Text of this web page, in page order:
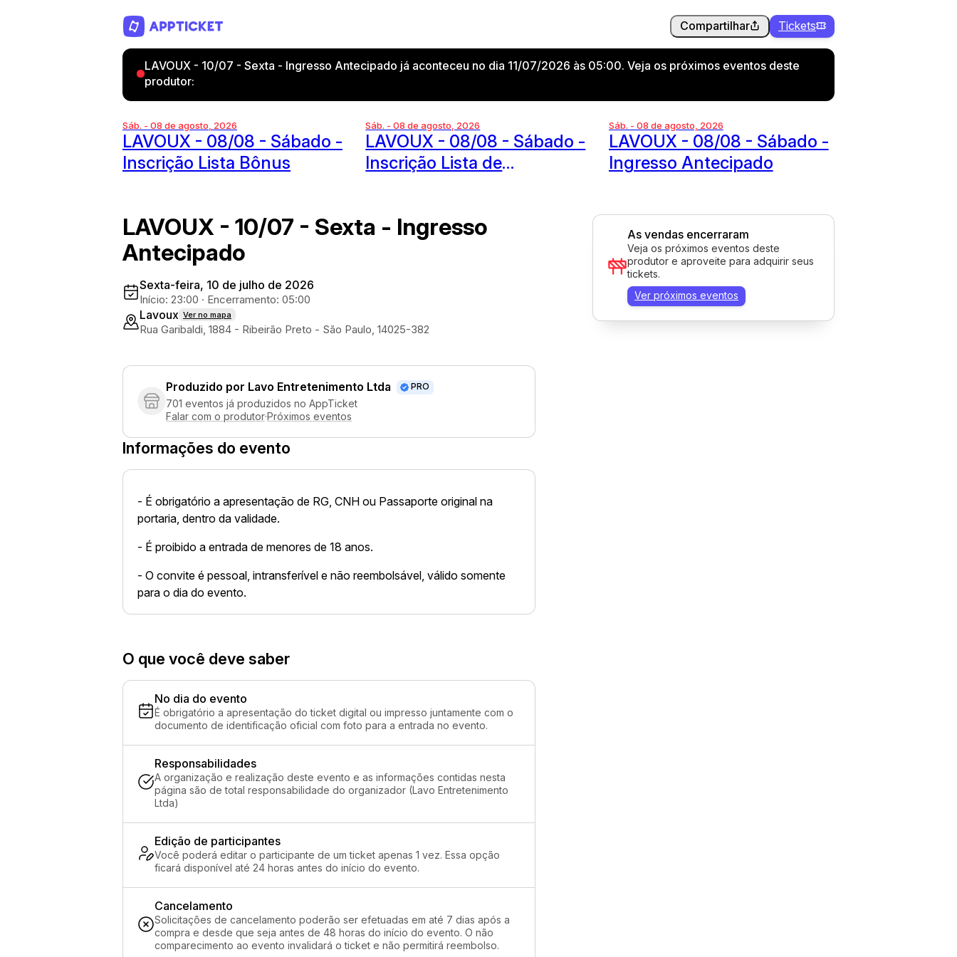
Compartilhar Tickets
LAVOUX - 10/07 - Sexta - Ingresso Antecipado já aconteceu no dia 11/07/2026 às 05:00. Veja os próximos eventos deste
produtor:
Sáb. - 08 de agosto, 2026
LAVOUX - 08/08 - Sábado -
Inscrição Lista Bônus
Sáb. - 08 de agosto, 2026
LAVOUX - 08/08 - Sábado -
Inscrição Lista de
Sáb. - 08 de agosto, 2026
LAVOUX - 08/08 - Sábado -
Ingresso Antecipado
LAVOUX - 10/07 - Sexta - Ingresso
Antecipado
Sexta-feira, 10 de julho de 2026
Início: 23:00 · Encerramento: 05:00
Lavoux Ver no mapa
Rua Garibaldi, 1884 - Ribeirão Preto - São Paulo, 14025-382
Produzido por Lavo Entretenimento Ltda PRO
701 eventos já produzidos no AppTicket
Falar com o produtor·Próximos eventos
Informações do evento
- É obrigatório a apresentação de RG, CNH ou Passaporte original na
portaria, dentro da validade.
- É proibido a entrada de menores de 18 anos.
- O convite é pessoal, intransferível e não reembolsável, válido somente
para o dia do evento.
As vendas encerraram
Veja os próximos eventos deste
produtor e aproveite para adquirir seus
tickets.
Ver próximos eventos
O que você deve saber
No dia do evento
É obrigatório a apresentação do ticket digital ou impresso juntamente com o
documento de identificação oficial com foto para a entrada no evento.
Responsabilidades
A organização e realização deste evento e as informações contidas nesta
página são de total responsabilidade do organizador (Lavo Entretenimento
Ltda)
Edição de participantes
Você poderá editar o participante de um ticket apenas 1 vez. Essa opção
ficará disponível até 24 horas antes do início do evento.
Cancelamento
Solicitações de cancelamento poderão ser efetuadas em até 7 dias após a
compra e desde que seja antes de 48 horas do início do evento. O não
comparecimento ao evento invalidará o ticket e não permitirá reembolso.